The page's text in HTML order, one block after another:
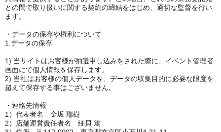
との間で取り扱いに関する契約の締結をはじめ、適切な監督を行い
ます。
・データの保存や権利について
1.データの保存
1) 当サイトはお客様が抽選申し込みをされた際に、イベント管理者
画面にて個人情報を保存します。
2) 当社はお客様の個人データを、データの収集目的に必要な限度を
超えて保存する事はございません。
・連絡先情報
1）代表者名 金坂 瑞樹
2）店舗運営責任者名 細貝 篤